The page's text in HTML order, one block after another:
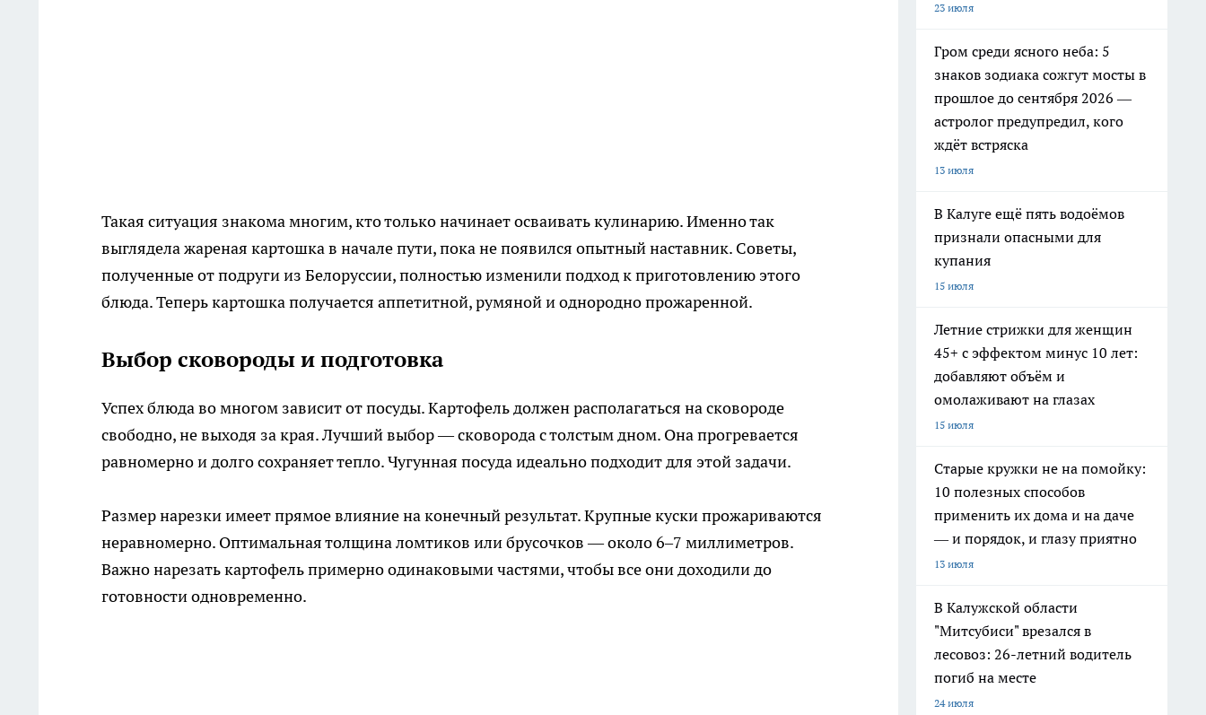
Такая ситуация знакома многим, кто только начинает осваивать кулинарию. Именно так
выглядела жареная картошка в начале пути, пока не появился опытный наставник. Советы,
полученные от подруги из Белоруссии, полностью изменили подход к приготовлению этого
блюда. Теперь картошка получается аппетитной, румяной и однородно прожаренной.
Выбор сковороды и подготовка
Успех блюда во многом зависит от посуды. Картофель должен располагаться на сковороде
свободно, не выходя за края. Лучший выбор — сковорода с толстым дном. Она прогревается
равномерно и долго сохраняет тепло. Чугунная посуда идеально подходит для этой задачи.
Размер нарезки имеет прямое влияние на конечный результат. Крупные куски прожариваются
неравномерно. Оптимальная толщина ломтиков или брусочков — около 6–7 миллиметров.
Важно нарезать картофель примерно одинаковыми частями, чтобы все они доходили до
готовности одновременно.
23 июля
Гром среди ясного неба: 5
знаков зодиака сожгут мосты в
прошлое до сентября 2026 —
астролог предупредил, кого
ждёт встряска
13 июля
В Калуге ещё пять водоёмов
признали опасными для
купания
15 июля
Летние стрижки для женщин
45+ с эффектом минус 10 лет:
добавляют объём и
омолаживают на глазах
15 июля
Старые кружки не на помойку:
10 полезных способов
применить их дома и на даче
— и порядок, и глазу приятно
13 июля
В Калужской области
"Митсубиси" врезался в
лесовоз: 26-летний водитель
погиб на месте
24 июля